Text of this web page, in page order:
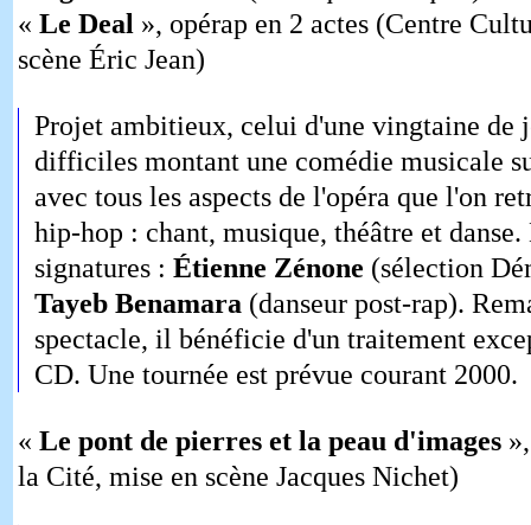
« Le Deal », opérap en 2 actes (Centre
scène Éric Jean)
Projet ambitieux, celui d'une vingtaine de
difficiles montant une comédie musicale
avec tous les aspects de l'opéra que l'on
hip-hop : chant, musique, théâtre et
signatures : Étienne Zénone (sélection
Tayeb Benamara (danseur post-rap).
spectacle, il bénéficie d'un traitement
CD. Une tournée est prévue courant 2000.
« Le pont de pierres et la peau d'images
la Cité, mise en scène Jacques Nichet)